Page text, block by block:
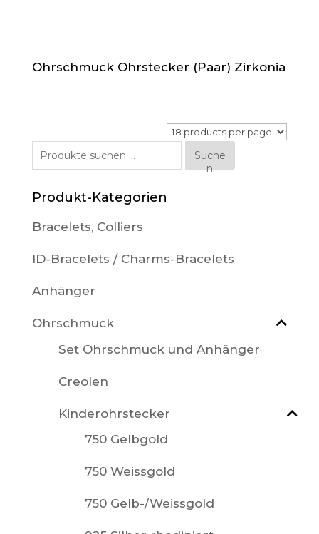
Ohrschmuck Ohrstecker (Paar) Zirkonia
Suche
nach:
Suche
n
Produkt-Kategorien
Bracelets, Colliers
ID-Bracelets / Charms-Bracelets
Anhänger
Ohrschmuck
Set Ohrschmuck und Anhänger
Creolen
Kinderohrstecker
750 Gelbgold
750 Weissgold
750 Gelb-/Weissgold